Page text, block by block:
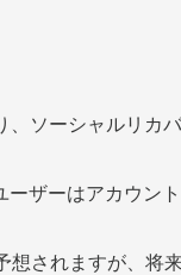
ソーシャルリカ
ザーはアカウン
されますが、将